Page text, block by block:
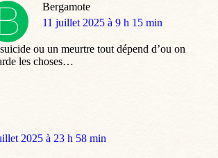
Bergamote
dit
11 juillet 2025 à 9 h 15 min
ou un meurtre tout dépend d’ou on
les choses…
2025 à 23 h 58 min